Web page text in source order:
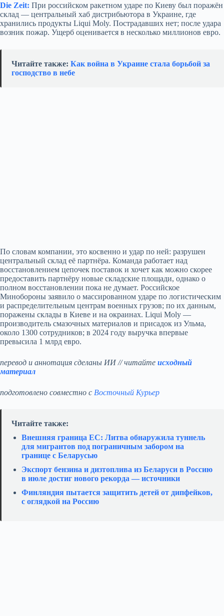
Die Zeit: При российском ракетном ударе по Киеву был поражён
склад — центральный хаб дистрибьютора в Украине, где
хранились продукты Liqui Moly. Пострадавших нет; после удара
возник пожар. Ущерб оценивается в несколько миллионов евро.
Читайте также: Как война в Украине стала борьбой за
господство в небе
По словам компании, это косвенно и удар по ней: разрушен
центральный склад её партнёра. Команда работает над
восстановлением цепочек поставок и хочет как можно скорее
предоставить партнёру новые складские площади, однако о
полном восстановлении пока не думает. Российское
Минобороны заявило о массированном ударе по логистическим
и распределительным центрам военных грузов; по их данным,
поражены склады в Киеве и на окраинах. Liqui Moly —
производитель смазочных материалов и присадок из Ульма,
около 1300 сотрудников; в 2024 году выручка впервые
превысила 1 млрд евро.
перевод и аннотация сделаны ИИ // читайте исходный
материал
подготовлено совместно с Восточный Курьер
Читайте также:
Внешняя граница ЕС: Литва обнаружила туннель
для мигрантов под пограничным забором на
границе с Беларусью
Экспорт бензина и дизтоплива из Беларуси в Россию
в июле достиг нового рекорда — источники
Финляндия пытается защитить детей от дипфейков,
с оглядкой на Россию